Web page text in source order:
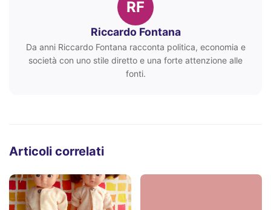
RF
Riccardo Fontana
Da anni Riccardo Fontana racconta politica, economia e
società con uno stile diretto e una forte attenzione alle
fonti.
Articoli correlati